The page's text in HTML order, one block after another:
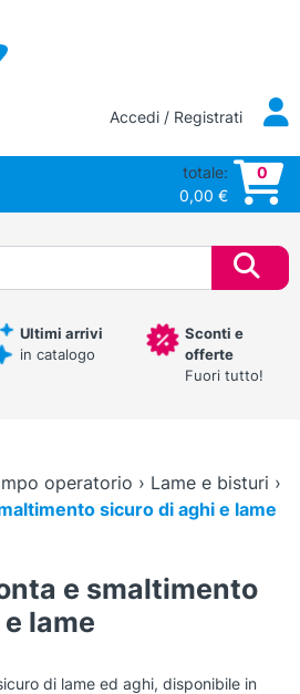
Accedi / Registrati
totale:
0,00 €
0
Ultimi arrivi
in catalogo
Sconti e
offerte
Fuori tutto!
operatorio › Lame e bisturi ›
sicuro di aghi e lame
e smaltimento
lame
di lame ed aghi, disponibile in